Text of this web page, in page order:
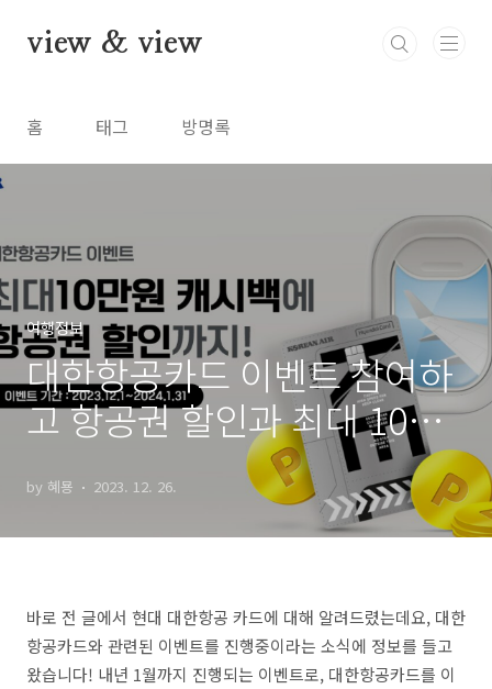
view & view
홈 태그 방명록
여행정보
대한항공카드 이벤트 참여하
고 항공권 할인과 최대 10만
원 캐시백 받기
by 혜묭 2023. 12. 26.
바로 전 글에서 현대 대한항공 카드에 대해 알려드렸는데요, 대한
항공카드와 관련된 이벤트를 진행중이라는 소식에 정보를 들고
왔습니다! 내년 1월까지 진행되는 이벤트로, 대한항공카드를 이